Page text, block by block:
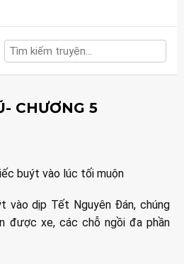
CHƯƠNG 5
buýt vào lúc tối muộn
vào dịp Tết Nguyên Đán, chúng
được xe, các chỗ ngồi đa phần